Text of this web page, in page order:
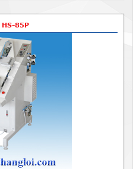
HS-85P